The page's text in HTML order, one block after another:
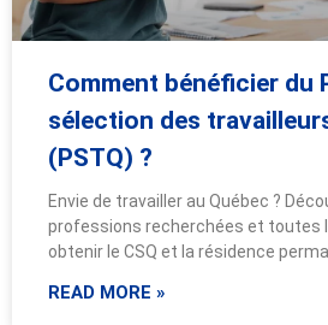
Comment bénéficier du
sélection des
(PSTQ) ?
Envie de travailler au Québec ?
professions recherchées et toutes
obtenir le CSQ et la résidence
READ MORE »